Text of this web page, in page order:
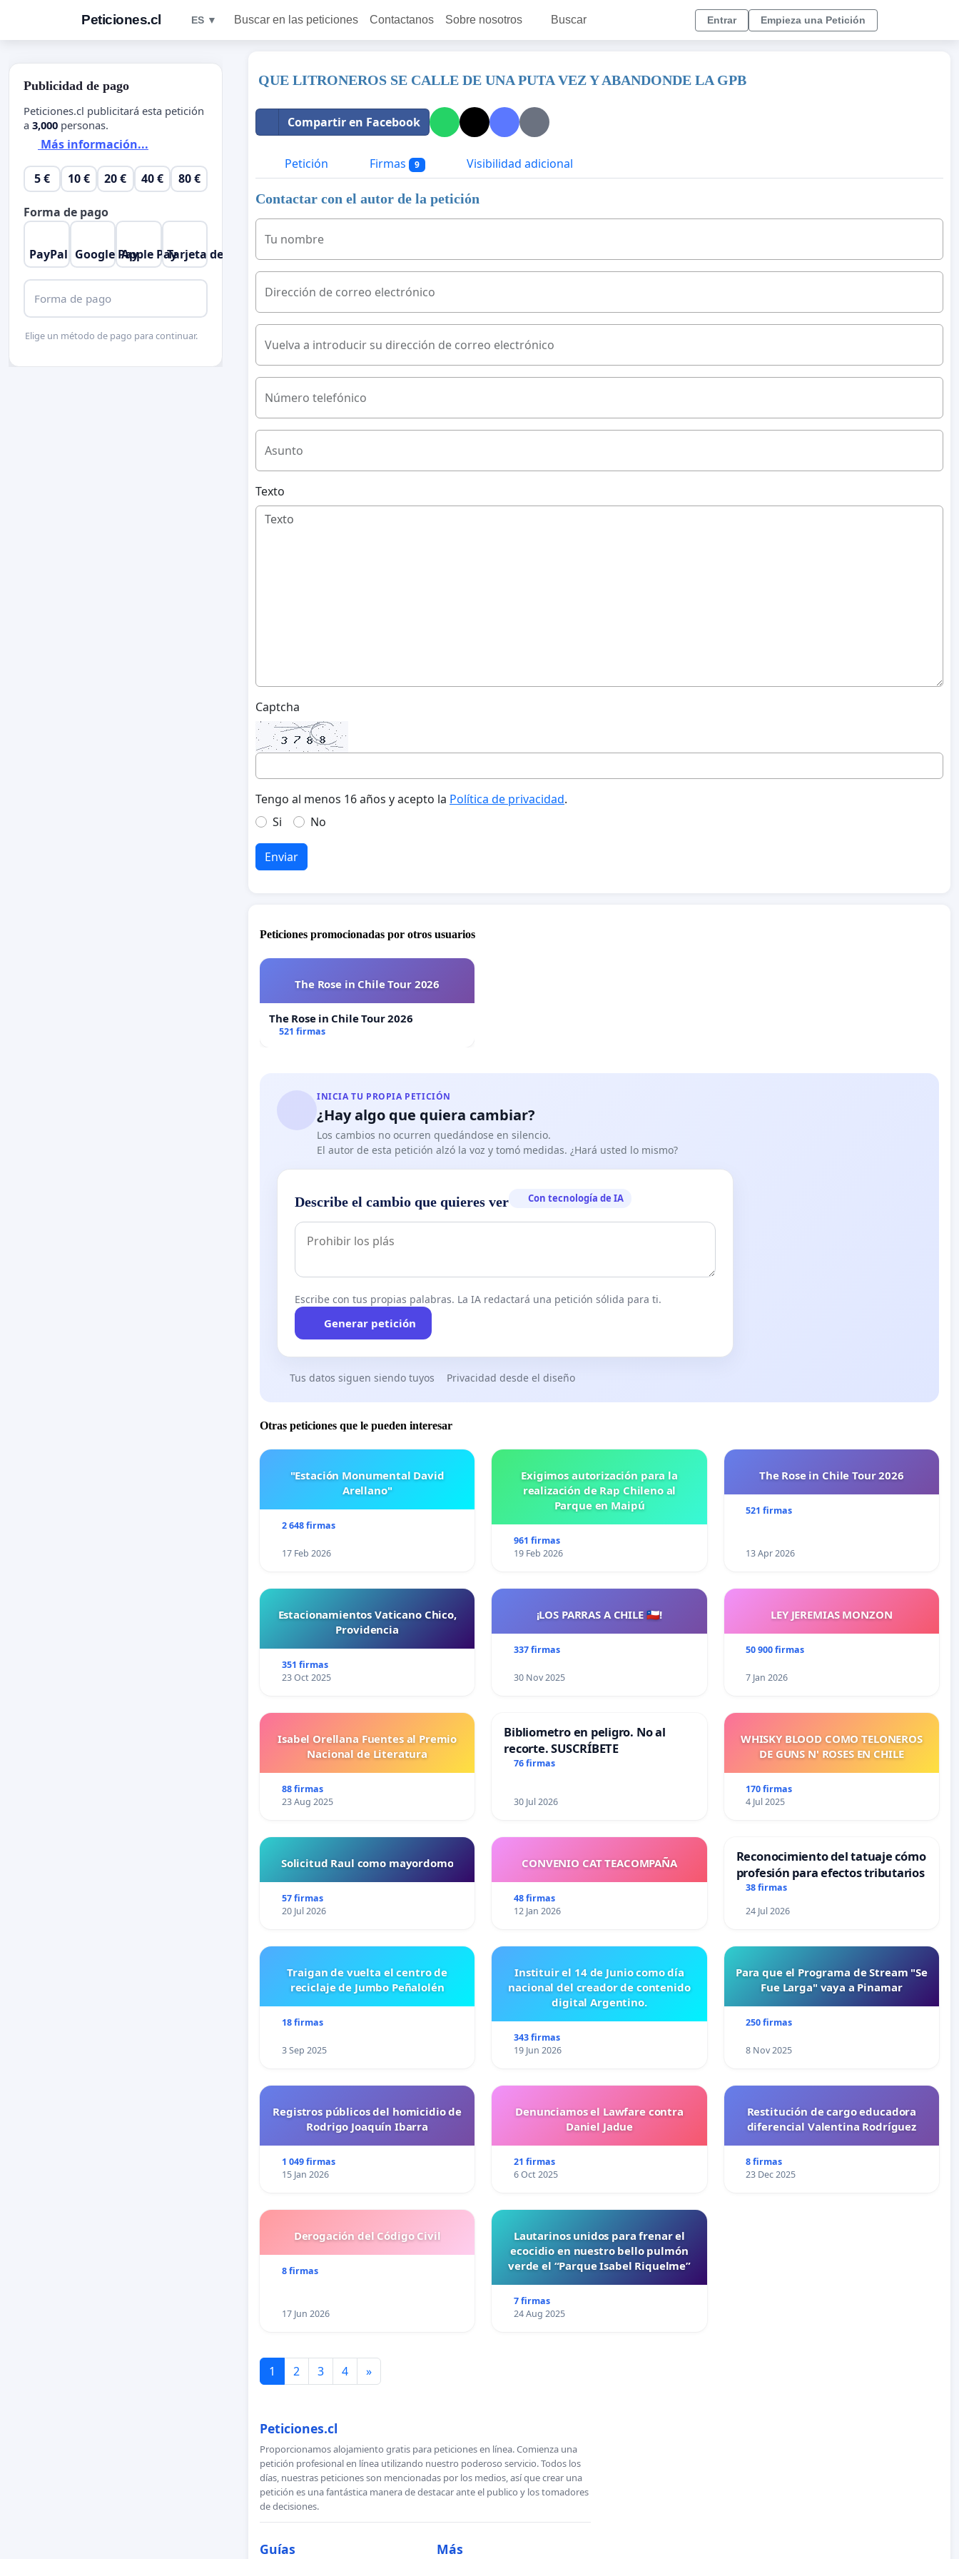
Peticiones.cl ES ▼ Buscar en las peticiones Contactanos Sobre nosotros Buscar Entrar Empieza una Petición
QUE LITRONEROS SE CALLE DE UNA PUTA VEZ Y ABANDONDE LA GPB
Compartir en Facebook
Petición Firmas 9 Visibilidad adicional
Contactar con el autor de la petición
Tu nombre
Dirección de correo electrónico
Vuelva a introducir su dirección de correo electrónico
Número telefónico
Asunto
Texto
Captcha
Tengo al menos 16 años y acepto la Política de privacidad.
Si
No
Enviar
Peticiones promocionadas por otros usuarios
The Rose in Chile Tour 2026
The Rose in Chile Tour 2026
521 firmas
INICIA TU PROPIA PETICIÓN
¿Hay algo que quiera cambiar?
Los cambios no ocurren quedándose en silencio.
El autor de esta petición alzó la voz y tomó medidas. ¿Hará usted lo mismo?
Describe el cambio que quieres ver Con tecnología de IA
Escribe con tus propias palabras. La IA redactará una petición sólida para ti.
Generar petición
Tus datos siguen siendo tuyos Privacidad desde el diseño
Otras peticiones que le pueden interesar
"Estación Monumental David
Arellano"
2 648 firmas
17 Feb 2026
Exigimos autorización para la
realización de Rap Chileno al
Parque en Maipú
961 firmas
19 Feb 2026
The Rose in Chile Tour 2026
521 firmas
13 Apr 2026
Estacionamientos Vaticano Chico,
Providencia
351 firmas
23 Oct 2025
¡LOS PARRAS A CHILE 🇨🇱!
337 firmas
30 Nov 2025
LEY JEREMIAS MONZON
50 900 firmas
7 Jan 2026
Isabel Orellana Fuentes al Premio
Nacional de Literatura
88 firmas
23 Aug 2025
Bibliometro en peligro. No al
recorte. SUSCRÍBETE
76 firmas
30 Jul 2026
WHISKY BLOOD COMO TELONEROS
DE GUNS N' ROSES EN CHILE
170 firmas
4 Jul 2025
Solicitud Raul como mayordomo
57 firmas
20 Jul 2026
CONVENIO CAT TEACOMPAÑA
48 firmas
12 Jan 2026
Reconocimiento del tatuaje cómo
profesión para efectos tributarios
38 firmas
24 Jul 2026
Traigan de vuelta el centro de
reciclaje de Jumbo Peñalolén
18 firmas
3 Sep 2025
Instituir el 14 de Junio como día
nacional del creador de contenido
digital Argentino.
343 firmas
19 Jun 2026
Para que el Programa de Stream "Se
Fue Larga" vaya a Pinamar
250 firmas
8 Nov 2025
Registros públicos del homicidio de
Rodrigo Joaquín Ibarra
1 049 firmas
15 Jan 2026
Denunciamos el Lawfare contra
Daniel Jadue
21 firmas
6 Oct 2025
Restitución de cargo educadora
diferencial Valentina Rodríguez
8 firmas
23 Dec 2025
Derogación del Código Civil
8 firmas
17 Jun 2026
Lautarinos unidos para frenar el
ecocidio en nuestro bello pulmón
verde el “Parque Isabel Riquelme”
7 firmas
24 Aug 2025
1 2 3 4 »
Peticiones.cl
Proporcionamos alojamiento gratis para peticiones en línea. Comienza una
petición profesional en línea utilizando nuestro poderoso servicio. Todos los
días, nuestras peticiones son mencionadas por los medios, así que crear una
petición es una fantástica manera de destacar ante el publico y los tomadores
de decisiones.
Guías Más
Publicidad de pago
Peticiones.cl publicitará esta petición
a 3,000 personas.
Más información...
5 € 10 € 20 € 40 € 80 €
Forma de pago
PayPal Google PayApple PayTarjeta de crédito
Forma de pago
Elige un método de pago para continuar.